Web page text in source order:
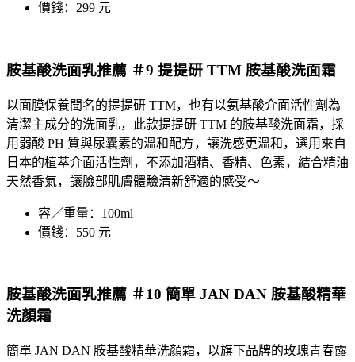
價錢：299 元
胺基酸洗面乳推薦 ＃9 提提研 TTM 胺基酸洗面霜
以面膜保養聞名的提提研 TTM，也有以氨基酸介面活性劑為
清潔主成分的洗面乳，此款提提研 TTM 的胺基酸洗面霜，採
用弱酸 PH 質與尿囊素的溫和配方，讓洗感更溫和，選用來自
日本的植萃介面活性劑，不添加酒精、香精、色素，結合精油
天然香氣，讓臉部肌膚體驗清新舒適的感受～
容／重量：100ml
價錢：550 元
胺基酸洗面乳推薦 ＃10 簡單 JAN DAN 胺基酸精華
洗顏霜
簡單 JAN DAN 胺基酸精華洗顏霜，以旗下品牌的玫瑰青春露